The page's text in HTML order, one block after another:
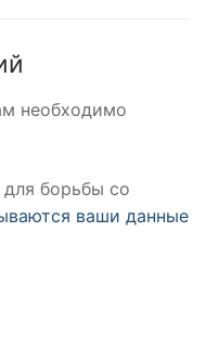
необходимо
для борьбы со
ваши данные